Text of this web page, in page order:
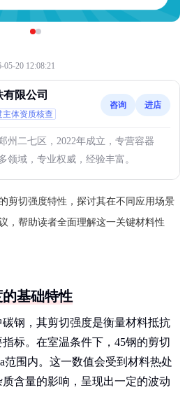
05-20 12:08:21
限公司
主体资质核查
咨询 进店
州二七区，2022年成立，专营容器
领域，专业权威，经验丰富。
剪切强度特性，探讨其在不同应用场景
，帮助读者全面理解这一关键材料性
基础特性
钢，其剪切强度是衡量材料抵抗
标。在室温条件下，45钢的剪切
范围内。这一数值会受到材料热处
含量的影响，呈现出一定的波动